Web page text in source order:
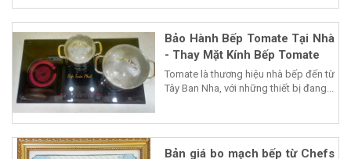
Bảo Hành Bếp Tomate Tại Nhà
- Thay Mặt Kính Bếp Tomate
Tomate là thương hiệu nhà bếp đến từ
Tây Ban Nha, với những thiết bị đang...
Bản giá bo mạch bếp từ Chefs